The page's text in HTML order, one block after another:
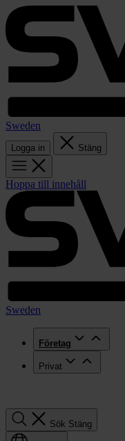
Sweden
Logga in Stäng
Hoppa till innehåll
Sweden
Företag
Privat
Sök Stäng